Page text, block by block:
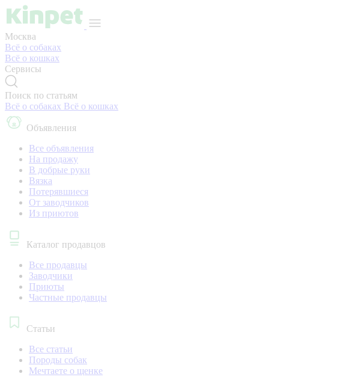
Москва
Всё о собаках
Всё о кошках
Сервисы
Поиск по статьям
Всё о собаках Всё о кошках
Объявления
Все объявления
На продажу
В добрые руки
Вязка
Потерявшиеся
От заводчиков
Из приютов
Каталог продавцов
Все продавцы
Заводчики
Приюты
Частные продавцы
Статьи
Все статьи
Породы собак
Мечтаете о щенке